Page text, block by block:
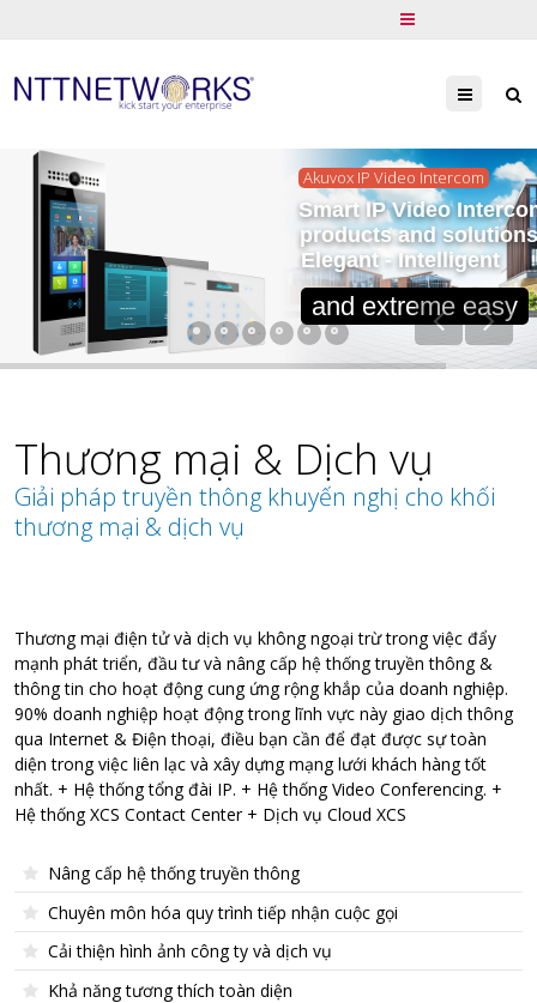
Menu
Akuvox IP Video Intercom
Smart IP Video
products and solutions
Elegant - Intelligent
and extreme easy
Thương mại & Dịch vụ
Giải pháp truyền thông khuyến nghị cho khối
thương mại & dịch vụ
Thương mại điện tử và dịch vụ không ngoại trừ trong việc đẩy
mạnh phát triển, đầu tư và nâng cấp hệ thống truyền thông &
thông tin cho hoạt động cung ứng rộng khắp của doanh nghiệp.
90% doanh nghiệp hoạt động trong lĩnh vực này giao dịch thông
qua Internet & Điện thoại, điều bạn cần để đạt được sự toàn
diện trong việc liên lạc và xây dựng mạng lưới khách hàng tốt
nhất. + Hệ thống tổng đài IP. + Hệ thống Video Conferencing. +
Hệ thống XCS Contact Center + Dịch vụ Cloud XCS
Nâng cấp hệ thống truyền thông
Chuyên môn hóa quy trình tiếp nhận cuộc gọi
Cải thiện hình ảnh công ty và dịch vụ
Khả năng tương thích toàn diện